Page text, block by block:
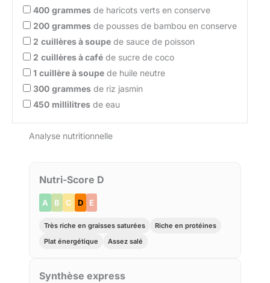
400 grammes de haricots verts en conserve
200 grammes de pousses de bambou en conserve
2 cuillères à soupe de sauce de poisson
2 cuillères à café de sucre de coco
1 cuillère à soupe de huile neutre
300 grammes de riz jasmin
450 millilitres de eau
Analyse nutritionnelle
Nutri-Score D
A B C D E
Très riche en graisses saturées
Riche en protéines
Plat énergétique
Assez salé
Synthèse express